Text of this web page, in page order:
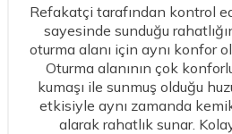
Refakatçi tarafından kontrol
sayesinde sunduğu
oturma alanı için aynı konfor
Oturma alanının çok
kumaşı ile sunmuş olduğu
etkisiyle aynı zamanda
alarak rahatlık sunar.